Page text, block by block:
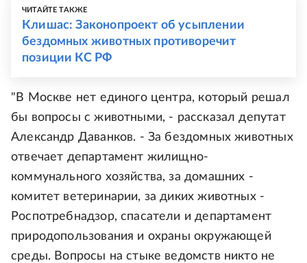
ЧИТАЙТЕ ТАКЖЕ
Клишас: Законопроект об усыплении
бездомных животных противоречит
позиции КС РФ
"В Москве нет единого центра, который решал
бы вопросы с животными, - рассказал депутат
Александр Даванков. - За бездомных животных
отвечает департамент жилищно-
коммунального хозяйства, за домашних -
комитет ветеринарии, за диких животных -
Роспотребнадзор, спасатели и департамент
природопользования и охраны окружающей
среды. Вопросы на стыке ведомств никто не